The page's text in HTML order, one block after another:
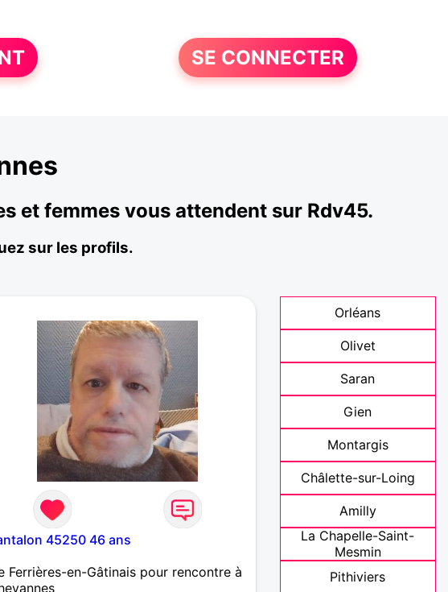
SE CONNECTER
et femmes vous attendent sur Rdv45.
sur les profils.
45250 46 ans
Ferrières-en-Gâtinais pour rencontre à
Orléans
Olivet
Saran
Gien
Montargis
Châlette-sur-Loing
Amilly
La Chapelle-Saint-
Mesmin
Pithiviers